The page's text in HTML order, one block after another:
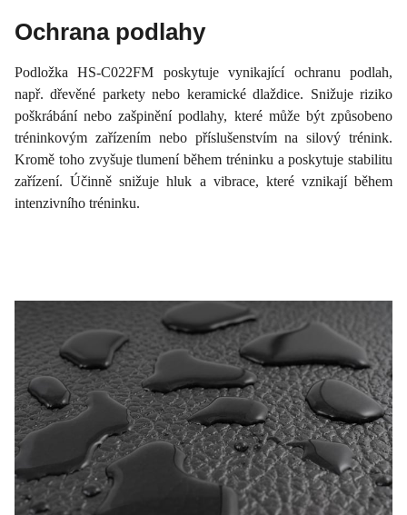
Ochrana podlahy
Podložka HS-C022FM poskytuje vynikající ochranu podlah,
např. dřevěné parkety nebo keramické dlaždice. Snižuje riziko
poškrábání nebo zašpinění podlahy, které může být způsobeno
tréninkovým zařízením nebo příslušenstvím na silový trénink.
Kromě toho zvyšuje tlumení během tréninku a poskytuje stabilitu
zařízení. Účinně snižuje hluk a vibrace, které vznikají během
intenzivního tréninku.